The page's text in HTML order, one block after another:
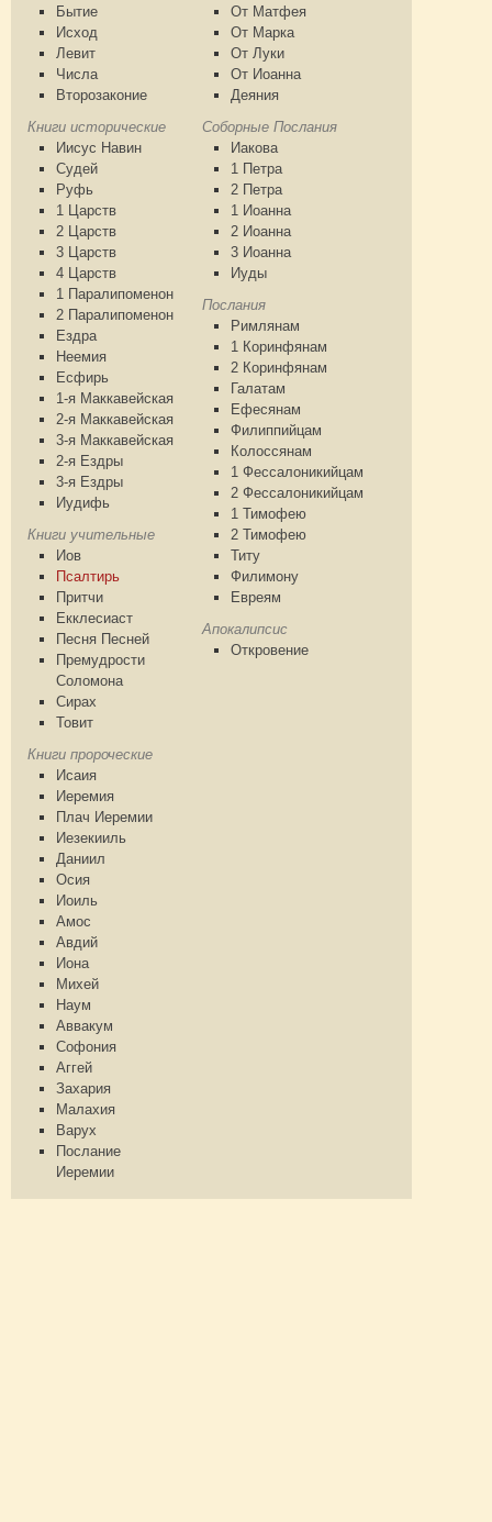
Бытие
Исход
Левит
Числа
Второзаконие
Книги исторические
Иисус Навин
Судей
Руфь
1 Царств
2 Царств
3 Царств
4 Царств
1 Паралипоменон
2 Паралипоменон
Ездра
Неемия
Есфирь
1-я Маккавейская
2-я Маккавейская
3-я Маккавейская
2-я Ездры
3-я Ездры
Иудифь
Книги учительные
Иов
Псалтирь
Притчи
Екклесиаст
Песня Песней
Премудрости
Соломона
Сирах
Товит
Книги пророческие
Исаия
Иеремия
Плач Иеремии
Иезекииль
Даниил
Осия
Иоиль
Амос
Авдий
Иона
Михей
Наум
Аввакум
Софония
Аггей
Захария
Малахия
Варух
Послание
Иеремии
От Матфея
От Марка
От Луки
От Иоанна
Деяния
Соборные Послания
Иакова
1 Петра
2 Петра
1 Иоанна
2 Иоанна
3 Иоанна
Иуды
Послания
Римлянам
1 Коринфянам
2 Коринфянам
Галатам
Ефесянам
Филиппийцам
Колоссянам
1 Фессалоникийцам
2 Фессалоникийцам
1 Тимофею
2 Тимофею
Титу
Филимону
Евреям
Апокалипсис
Откровение